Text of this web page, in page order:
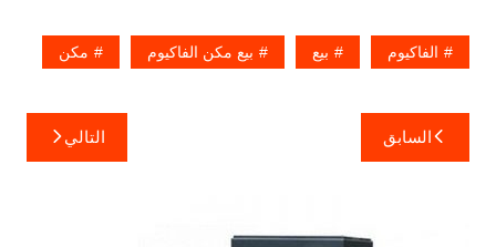
الفاكيوم بيع بيع مكن الفاكيوم مكن
تصفّح
المقالات
السابق التالي